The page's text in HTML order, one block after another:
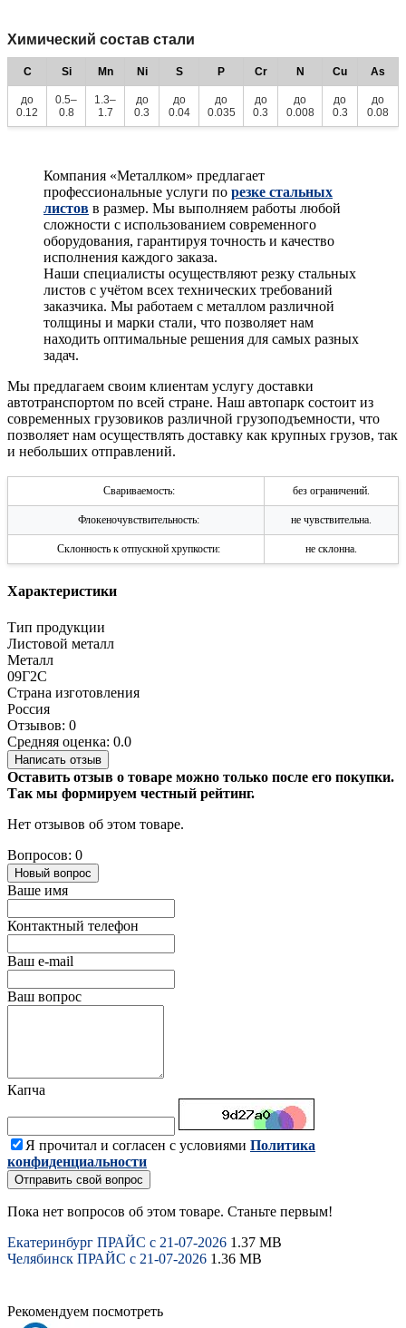
Химический состав стали
C Si Mn Ni S P Cr N Cu As
до
0.12
0.5–
0.8
1.3–
1.7
до
0.3
до
0.04
до
0.035
до
0.3
до
0.008
до
0.3
до
0.08
Компания «Металлком» предлагает
профессиональные услуги по резке стальных
листов в размер. Мы выполняем работы любой
сложности с использованием современного
оборудования, гарантируя точность и качество
исполнения каждого заказа.
Наши специалисты осуществляют резку стальных
листов с учётом всех технических требований
заказчика. Мы работаем с металлом различной
толщины и марки стали, что позволяет нам
находить оптимальные решения для самых разных
задач.
Мы предлагаем своим клиентам услугу доставки
автотранспортом по всей стране. Наш автопарк состоит из
современных грузовиков различной грузоподъемности, что
позволяет нам осуществлять доставку как крупных грузов, так
и небольших отправлений.
Свариваемость: без ограничений.
Флокеночувствительность: не чувствительна.
Склонность к отпускной хрупкости: не склонна.
Характеристики
Тип продукции
Листовой металл
Металл
09Г2С
Страна изготовления
Россия
Отзывов: 0
Средняя оценка: 0.0
Написать отзыв
Оставить отзыв о товаре можно только после его покупки.
Так мы формируем честный рейтинг.
Нет отзывов об этом товаре.
Вопросов: 0
Новый вопрос
Ваше имя
Контактный телефон
Ваш e-mail
Ваш вопрос
Капча
Я прочитал и согласен с условиями Политика
конфиденциальности
Отправить свой вопрос
Пока нет вопросов об этом товаре. Станьте первым!
Екатеринбург ПРАЙС с 21-07-2026 1.37 MB
Челябинск ПРАЙС с 21-07-2026 1.36 MB
Рекомендуем посмотреть